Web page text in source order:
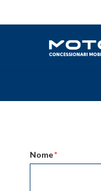
Nome*